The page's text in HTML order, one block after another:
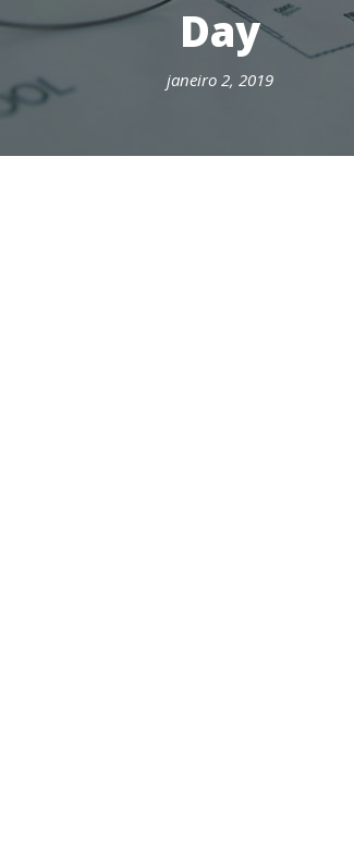
Day
janeiro 2, 2019